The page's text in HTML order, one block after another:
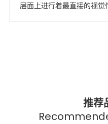
层面上进行着最直接的视觉
推荐